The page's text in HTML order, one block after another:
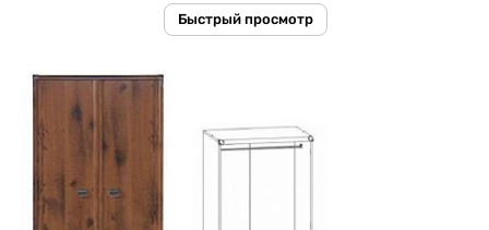
Быстрый просмотр